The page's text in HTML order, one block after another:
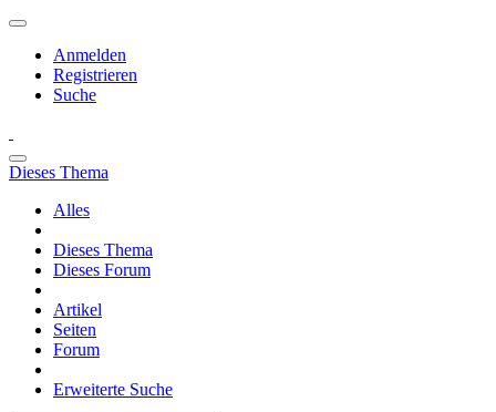
Anmelden
Registrieren
Suche
Dieses Thema
Alles
Dieses Thema
Dieses Forum
Artikel
Seiten
Forum
Erweiterte Suche